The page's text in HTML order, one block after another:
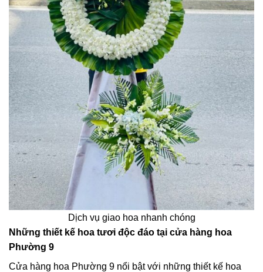
Dịch vụ giao hoa nhanh chóng
Những thiết kế hoa tươi độc đáo tại cửa hàng hoa
Phường 9
Cửa hàng hoa Phường 9 nổi bật với những thiết kế hoa